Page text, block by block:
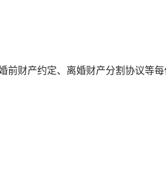
财产约定、离婚财产分割协议等每